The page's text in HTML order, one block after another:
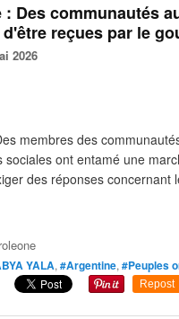
Des communautés
reçues par le
2026
membres des
sociales ont entamé une
des réponses
YALA, #Argentine, #Peuples
Repost